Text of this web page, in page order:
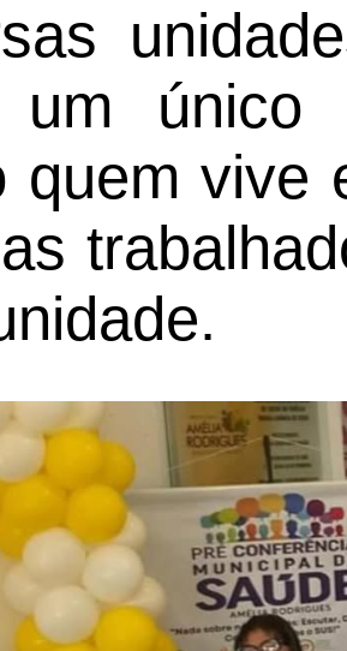
um único
quem vive